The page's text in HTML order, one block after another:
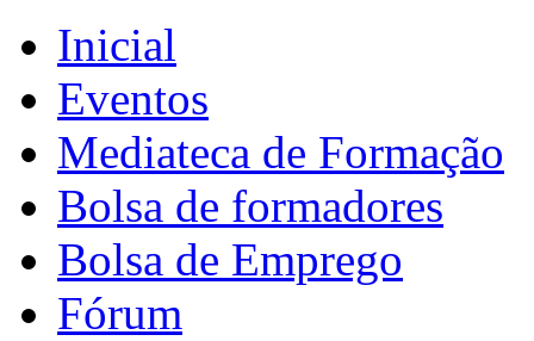
Inicial
Eventos
Mediateca de Formação
Bolsa de formadores
Bolsa de Emprego
Fórum